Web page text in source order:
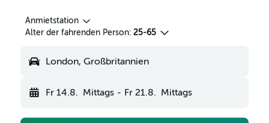
Anmietstation
Alter der fahrenden Person: 25-65
London, Großbritannien
Fr 14.8. Mittags - Fr 21.8. Mittags